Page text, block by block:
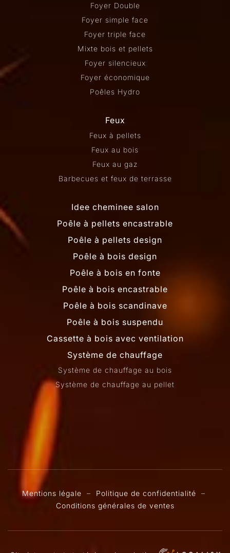
Foyer Double
Foyer simple face
Foyer triple face
Mixte bois et pellets
Foyer silencieux
Foyer économique
Poêles Hydro
Feux
Feux à pellets
Feux au bois
Feux au gaz
Barbecues et feux de terrasse
Idee cheminee salon
Poêle à pellets encastrable
Poêle à pellets design
Poêle à bois design
Poêle à bois en fonte
Poêle à bois encastrable
Poêle à bois scandinave
Poêle à bois suspendu
Cassette à bois avec ventilation
Système de chauffage
Système de chauffage au bois
Système de chauffage au pellet
Mentions légale – Politique de confidentialité –
Conditions générales de ventes